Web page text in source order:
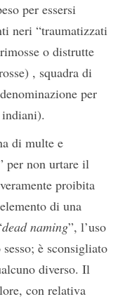
per essersi
neri “traumatizzati
o distrutte
, squadra di
per
di multe e
per non urtare il
proibita
di una
dead naming”, l’uso
è sconsigliato
diverso. Il
con relativa